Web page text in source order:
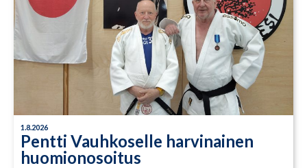
1.8.2026
Pentti Vauhkoselle harvinainen
huomionosoitus